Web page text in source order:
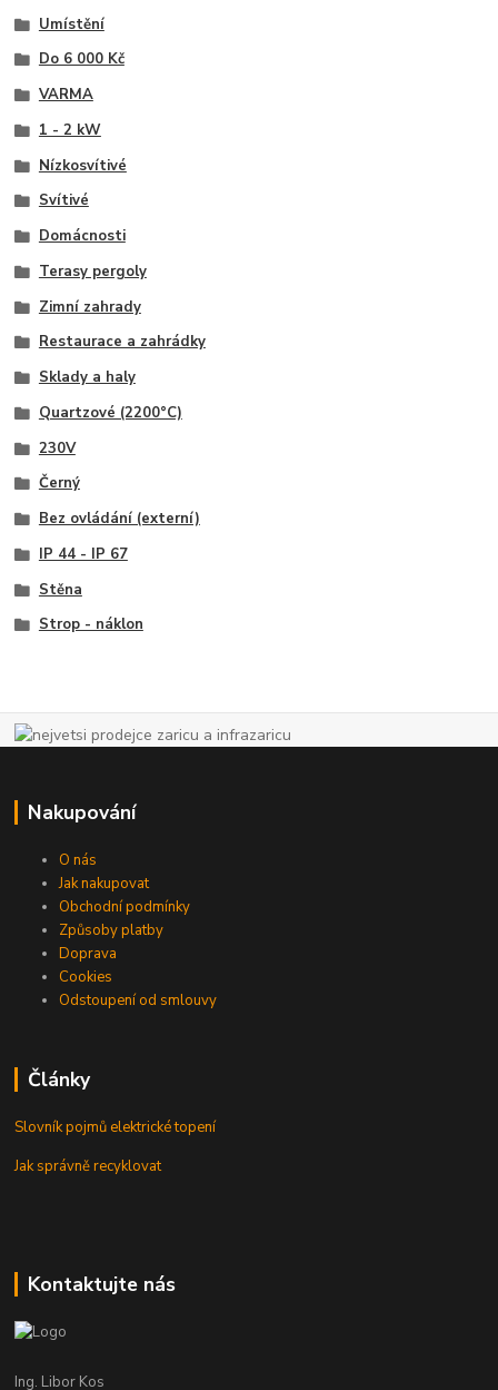
Umístění
Do 6 000 Kč
VARMA
1 - 2 kW
Nízkosvítivé
Svítivé
Domácnosti
Terasy pergoly
Zimní zahrady
Restaurace a zahrádky
Sklady a haly
Quartzové (2200°C)
230V
Černý
Bez ovládání (externí)
IP 44 - IP 67
Stěna
Strop - náklon
Nakupování
O nás
Jak nakupovat
Obchodní podmínky
Způsoby platby
Doprava
Cookies
Odstoupení od smlouvy
Články
Slovník pojmů elektrické topení
Jak správně recyklovat
Kontaktujte nás
Ing. Libor Kos